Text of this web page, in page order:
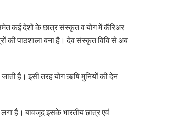
कई देशों के छात्र संस्कृत व योग में कॅरिअर
की पाठशाला बना है। देव संस्कृत विवि से अब
है। इसी तरह योग ऋषि मुनियों की देन
लगा है। बावजूद इसके भारतीय छात्र एवं